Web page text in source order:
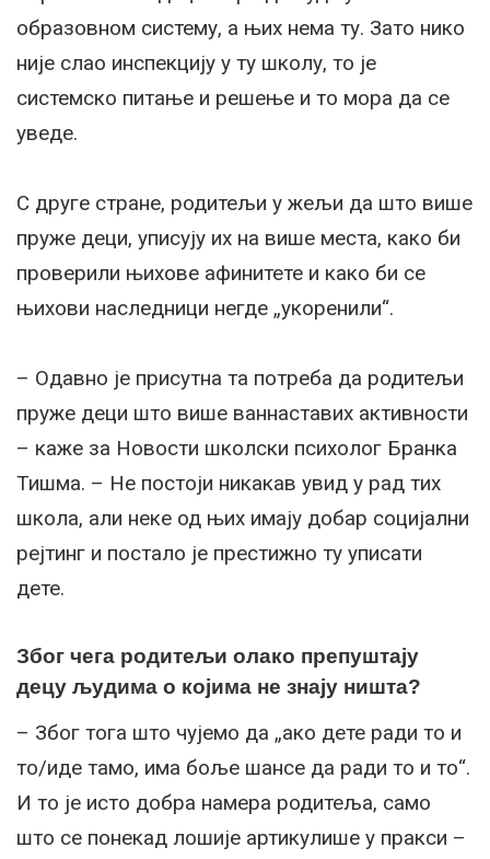
образовном систему, а њих нема ту. Зато нико
није слао инспекцију у ту школу, то је
системско питање и решење и то мора да се
уведе.
С друге стране, родитељи у жељи да што више
пруже деци, уписују их на више места, како би
проверили њихове афинитете и како би се
њихови наследници негде „укоренили“.
– Одавно је присутна та потреба да родитељи
пруже деци што више ваннаставих активности
– каже за Новости школски психолог Бранка
Тишма. – Не постоји никакав увид у рад тих
школа, али неке од њих имају добар социјални
рејтинг и постало је престижно ту уписати
дете.
Због чега родитељи олако препуштају
децу људима о којима не знају ништа?
– Због тога што чујемо да „ако дете ради то и
то/иде тамо, има боље шансе да ради то и то“.
И то је исто добра намера родитеља, само
што се понекад лошије артикулише у пракси –